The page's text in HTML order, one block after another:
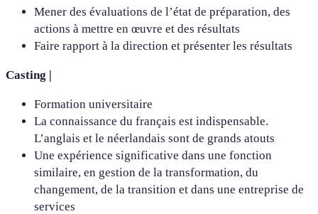
Mener des évaluations de l’état de préparation, des
actions à mettre en œuvre et des résultats
Faire rapport à la direction et présenter les résultats
Casting |
Formation universitaire
La connaissance du français est indispensable.
L’anglais et le néerlandais sont de grands atouts
Une expérience significative dans une fonction
similaire, en gestion de la transformation, du
changement, de la transition et dans une entreprise de
services